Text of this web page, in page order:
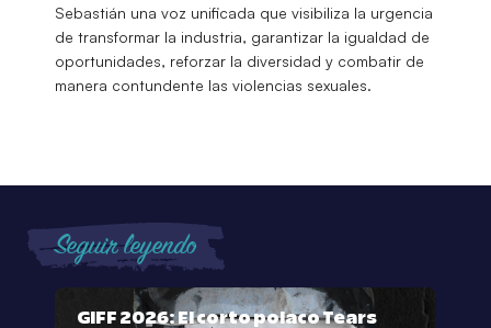
Sebastián una voz unificada que visibiliza la urgencia
de transformar la industria, garantizar la igualdad de
oportunidades, reforzar la diversidad y combatir de
manera contundente las violencias sexuales.
Seguir leyendo
GIFF 2026: El corto polaco Tears